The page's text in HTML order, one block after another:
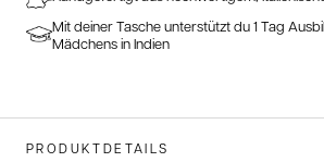
Mit deiner Tasche unterstützt du 1 Tag
Mädchens in Indien
PRODUKTDETAILS